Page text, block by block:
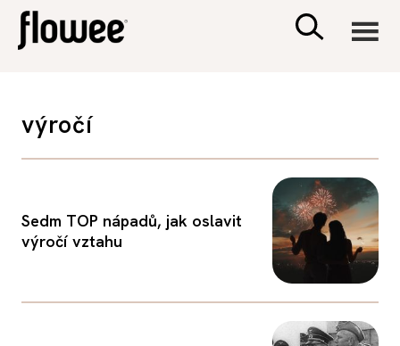
výročí
Sedm TOP nápadů, jak oslavit
výročí vztahu